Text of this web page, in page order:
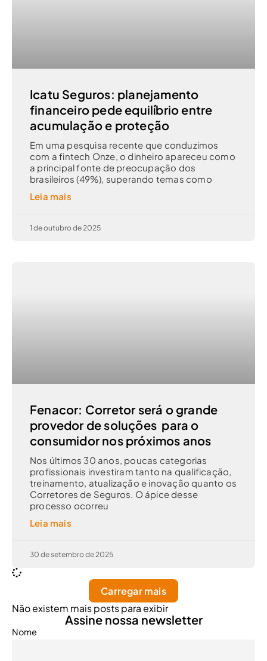
Icatu Seguros: planejamento
financeiro pede equilíbrio entre
acumulação e proteção
Em uma pesquisa recente que conduzimos
com a fintech Onze, o dinheiro apareceu como
a principal fonte de preocupação dos
brasileiros (49%), superando temas como
Leia mais
1 de outubro de 2025
Fenacor: Corretor será o grande
provedor de soluções para o
consumidor nos próximos anos
Nos últimos 30 anos, poucas categorias
profissionais investiram tanto na qualificação,
treinamento, atualização e inovação quanto os
Corretores de Seguros. O ápice desse
processo ocorreu
Leia mais
30 de setembro de 2025
Carregar mais
Não existem mais posts para exibir
Assine nossa newsletter
Nome